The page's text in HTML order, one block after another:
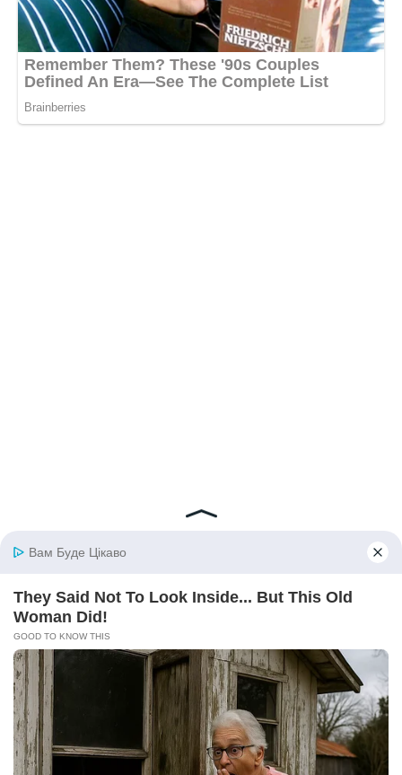
© 2026 iBilingua
Політика конфіденційності та умови користування
сайтом (Privacy Policy)